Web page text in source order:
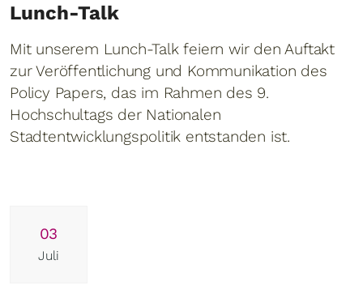
Lunch-Talk
Mit unserem Lunch-Talk feiern wir den Auftakt
zur Veröffentlichung und Kommunikation des
Policy Papers, das im Rahmen des 9.
Hochschultags der Nationalen
Stadtentwicklungspolitik entstanden ist.
03
Juli